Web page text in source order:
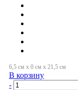
В корзину
-